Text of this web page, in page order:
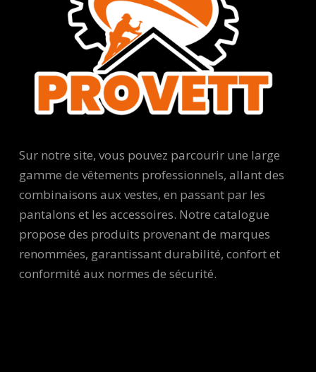
Sur notre site, vous pouvez parcourir une large
gamme de vêtements professionnels, allant des
combinaisons aux vestes, en passant par les
pantalons et les accessoires. Notre catalogue
propose des produits provenant de marques
renommées, garantissant durabilité, confort et
conformité aux normes de sécurité.